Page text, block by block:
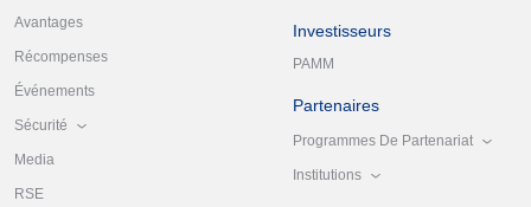
Avantages
Récompenses
Événements
Sécurité
Media
RSE
Investisseurs
PAMM
Partenaires
Programmes De Partenariat
Institutions